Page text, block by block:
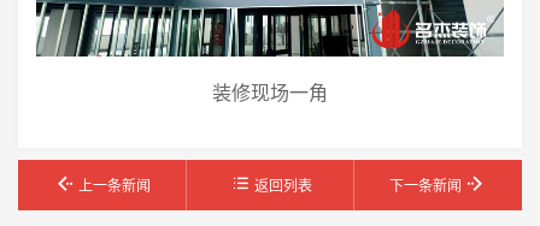
装修现场一角
上一条新闻 返回列表 下一条新闻